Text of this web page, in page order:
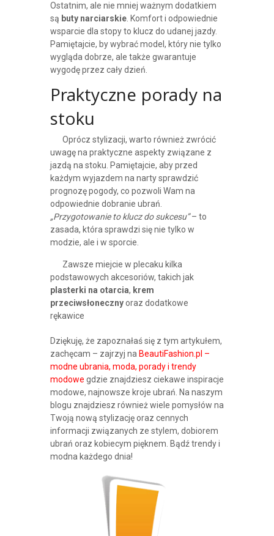
Ostatnim, ale nie mniej ważnym dodatkiem
są buty narciarskie. Komfort i odpowiednie
wsparcie dla stopy to klucz do udanej jazdy.
Pamiętajcie, by wybrać model, który nie tylko
wygląda dobrze, ale także gwarantuje
wygodę przez cały dzień.
Praktyczne porady na
stoku
Oprócz stylizacji, warto również zwrócić
uwagę na praktyczne aspekty związane z
jazdą na stoku. Pamiętajcie, aby przed
każdym wyjazdem na narty sprawdzić
prognozę pogody, co pozwoli Wam na
odpowiednie dobranie ubrań.
„Przygotowanie to klucz do sukcesu”– to
zasada, która sprawdzi się nie tylko w
modzie, ale i w sporcie.
Zawsze miejcie w plecaku kilka
podstawowych akcesoriów, takich jak
plasterki na otarcia, krem
przeciwsłonecznyoraz dodatkowe
rękawice
Dziękuję, że zapoznałaś się z tym artykułem,
zachęcam – zajrzyj na BeautiFashion.pl –
modne ubrania, moda, porady i trendy
modowe gdzie znajdziesz ciekawe inspiracje
modowe, najnowsze kroje ubrań. Na naszym
blogu znajdziesz również wiele pomysłów na
Twoją nową stylizację oraz cennych
informacji związanych ze stylem, dobiorem
ubrań oraz kobiecym pięknem. Bądź trendy i
modna każdego dnia!